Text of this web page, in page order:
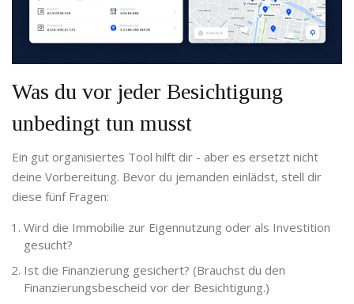
Was du vor jeder Besichtigung
unbedingt tun musst
Ein gut organisiertes Tool hilft dir - aber es ersetzt nicht
deine Vorbereitung. Bevor du jemanden einlädst, stell dir
diese fünf Fragen:
Wird die Immobilie zur Eigennutzung oder als Investition
gesucht?
Ist die Finanzierung gesichert? (Brauchst du den
Finanzierungsbescheid vor der Besichtigung.)